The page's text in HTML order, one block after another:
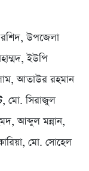
রশিদ, উপজেলা
ইউপি
আতাউর রহমান
মো. সিরাজুল
আব্দুল মন্নান,
মো. সোহেল